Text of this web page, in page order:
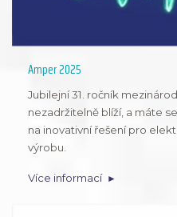
Amper 2025
Jubilejní 31. ročník
nezadržitelně blíží, a máte
na inovativní řešení pro
výrobu.
Více informací